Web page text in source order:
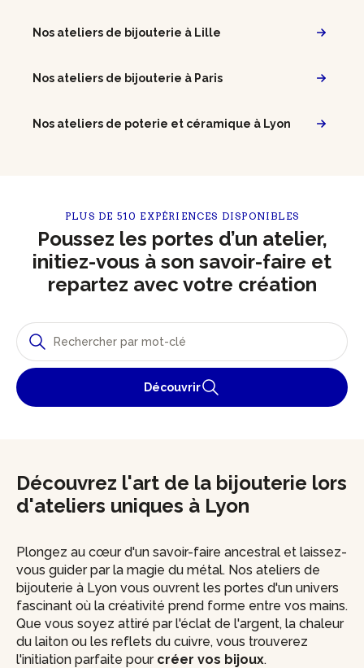
Nos ateliers de bijouterie à Lille
Nos ateliers de bijouterie à Paris
Nos ateliers de poterie et céramique à Lyon
PLUS DE 510 EXPÉRIENCES DISPONIBLES
Poussez les portes d’un atelier,
initiez-vous à son savoir-faire et
repartez avec votre création
Découvrir
Découvrez l'art de la bijouterie lors
d'ateliers uniques à Lyon
Plongez au cœur d'un savoir-faire ancestral et laissez-
vous guider par la magie du métal. Nos ateliers de
bijouterie à Lyon vous ouvrent les portes d'un univers
fascinant où la créativité prend forme entre vos mains.
Que vous soyez attiré par l'éclat de l'argent, la chaleur
du laiton ou les reflets du cuivre, vous trouverez
l'initiation parfaite pour créer vos bijoux.